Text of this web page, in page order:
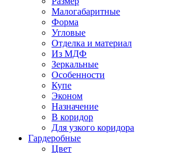
Малогабаритные
Форма
Угловые
Отделка и материал
Из МДФ
Зеркальные
Особенности
Купе
Эконом
Назначение
В коридор
Для узкого коридора
Гардеробные
Цвет